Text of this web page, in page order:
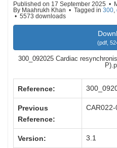
Published on 17 September 2025
By Maahrukh Khan Tagged in 300,
5573 downloads
(pdf,
300_092025 Cardiac
Reference:
Previous
Reference:
Version: 3.1